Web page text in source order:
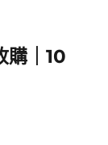
購｜10